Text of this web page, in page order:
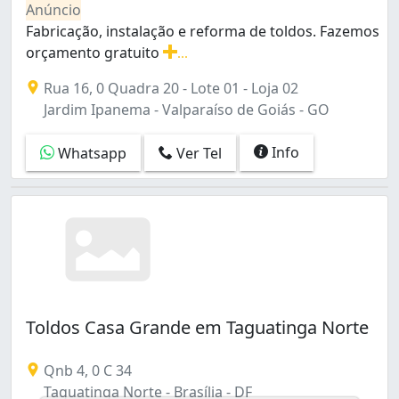
Sobradinho (7)
Taguatinga (23)
Taguatinga Norte (1)
Taguatinga Sul (Taguatinga) (1)
Zona Industrial (2)
Águas Claras (2)
Área de Desenvolvimento Econômico (Águas Claras)
Anúncio
Fabricação, instalação e reforma de toldos. Fazemos
orçamento gratuito
Rua 16, 0 Quadra 20 - Lote 01 - Loja 02
Jardim Ipanema - Valparaíso de Goiás - GO
Whatsapp Ver Tel Info
Toldos Casa Grande em Taguatinga Norte
Qnb 4, 0 C 34
Taguatinga Norte - Brasília - DF